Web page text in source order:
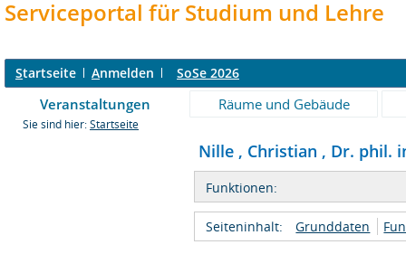
Serviceportal für Studium und Lehre
Startseite Anmelden SoSe 2026
Veranstaltungen Räume und Gebäude
Sie sind hier: Startseite
Nille , Christian , Dr. phil.
Funktionen:
Seiteninhalt: Grunddaten